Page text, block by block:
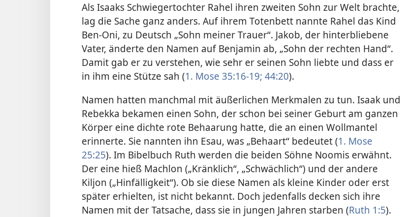
Als Isaaks Schwiegertochter Rahel ihren zweiten Sohn zur Welt brachte,
lag die Sache ganz anders. Auf ihrem Totenbett nannte Rahel das Kind
Ben-Oni, zu Deutsch „Sohn meiner Trauer“. Jakob, der hinterbliebene
Vater, änderte den Namen auf Benjamin ab, „Sohn der rechten Hand“.
Damit gab er zu verstehen, wie sehr er seinen Sohn liebte und dass er
in ihm eine Stütze sah (1. Mose 35:16-19; 44:20).
Namen hatten manchmal mit äußerlichen Merkmalen zu tun. Isaak und
Rebekka bekamen einen Sohn, der schon bei seiner Geburt am ganzen
Körper eine dichte rote Behaarung hatte, die an einen Wollmantel
erinnerte. Sie nannten ihn Esau, was „Behaart“ bedeutet (1. Mose
25:25). Im Bibelbuch Ruth werden die beiden Söhne Noomis erwähnt.
Der eine hieß Machlon („Kränklich“, „Schwächlich“) und der andere
Kiljon („Hinfälligkeit“). Ob sie diese Namen als kleine Kinder oder erst
später erhielten, ist nicht bekannt. Doch jedenfalls decken sich ihre
Namen mit der Tatsache, dass sie in jungen Jahren starben (Ruth 1:5).